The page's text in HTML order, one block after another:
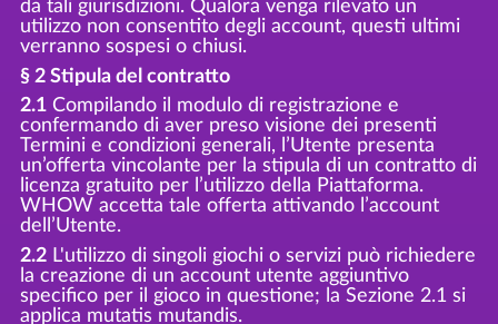
da tali giurisdizioni. Qualora venga rilevato un
utilizzo non consentito degli account, questi ultimi
verranno sospesi o chiusi.
§ 2 Stipula del contratto
2.1Compilando il modulo di registrazione e
confermando di aver preso visione dei presenti
Termini e condizioni generali, l’Utente presenta
un’offerta vincolante per la stipula di un contratto di
licenza gratuito per l’utilizzo della Piattaforma.
WHOW accetta tale offerta attivando l’account
dell’Utente.
2.2L'utilizzo di singoli giochi o servizi può richiedere
la creazione di un account utente aggiuntivo
specifico per il gioco in questione; la Sezione 2.1 si
applica mutatis mutandis.